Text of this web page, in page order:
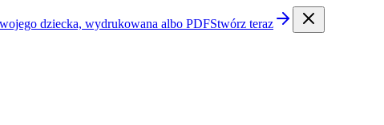
dziecka, wydrukowana albo PDFStwórz teraz